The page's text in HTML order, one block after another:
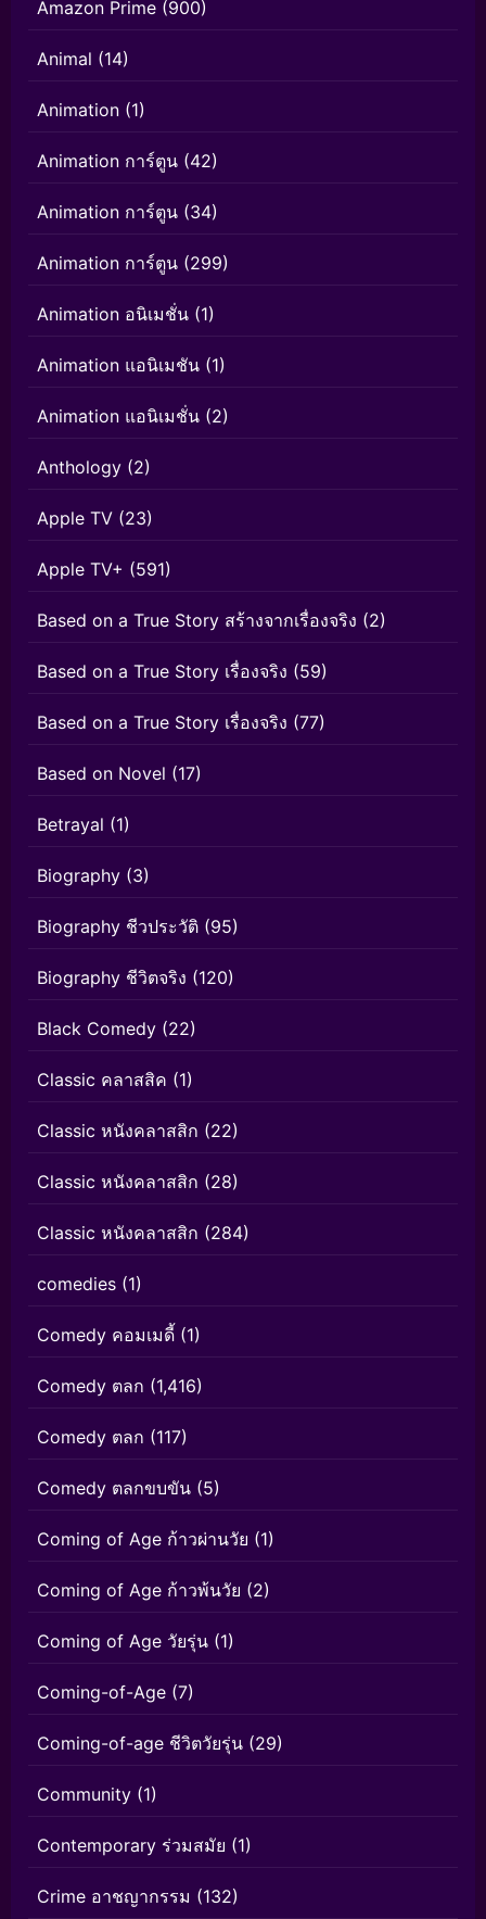
Amazon Prime (900)
Animal (14)
Animation (1)
Animation การ์ตูน (42)
Animation การ์ตูน (34)
Animation การ์ตูน (299)
Animation อนิเมชั่น (1)
Animation แอนิเมชัน (1)
Animation แอนิเมชั่น (2)
Anthology (2)
Apple TV (23)
Apple TV+ (591)
Based on a True Story สร้างจากเรื่องจริง (2)
Based on a True Story เรื่องจริง (59)
Based on a True Story เรื่องจริง (77)
Based on Novel (17)
Betrayal (1)
Biography (3)
Biography ชีวประวัติ (95)
Biography ชีวิตจริง (120)
Black Comedy (22)
Classic คลาสสิค (1)
Classic หนังคลาสสิก (22)
Classic หนังคลาสสิก (28)
Classic หนังคลาสสิก (284)
comedies (1)
Comedy คอมเมดี้ (1)
Comedy ตลก (1,416)
Comedy ตลก (117)
Comedy ตลกขบขัน (5)
Coming of Age ก้าวผ่านวัย (1)
Coming of Age ก้าวพ้นวัย (2)
Coming of Age วัยรุ่น (1)
Coming-of-Age (7)
Coming-of-age ชีวิตวัยรุ่น (29)
Community (1)
Contemporary ร่วมสมัย (1)
Crime อาชญากรรม (132)